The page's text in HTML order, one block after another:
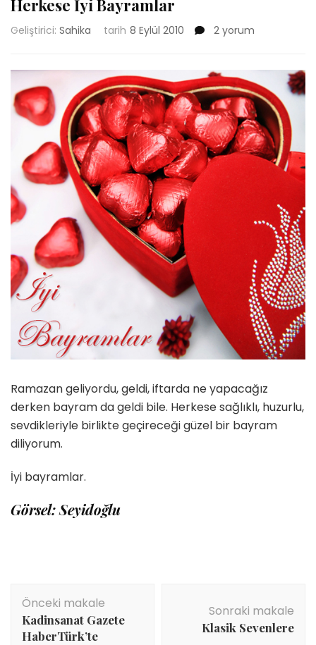
Herkese İyi Bayramlar
Geliştirici: Sahika tarih 8 Eylül 2010
Herkese
için
2 yorum
Ramazan geliyordu, geldi, iftarda ne yapacağız
derken bayram da geldi bile. Herkese sağlıklı, huzurlu,
sevdikleriyle birlikte geçireceği güzel bir bayram
diliyorum.
İyi bayramlar.
Görsel: Seyidoğlu
Yazı
dolaşımı
Önceki makale
Kadinsanat Gazete
HaberTürk’te
Sonraki makale
Klasik Sevenlere